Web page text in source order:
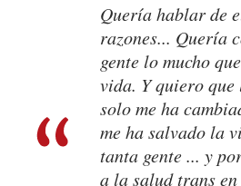
Quería hablar de
razones... Quería
gente lo mucho
vida. Y quiero que
solo me ha
me ha salvado la
tanta gente ... y
a la salud trans en